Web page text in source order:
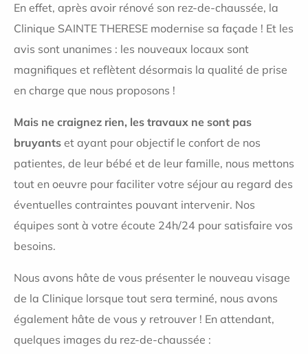
En effet, après avoir rénové son rez-de-chaussée, la
Clinique SAINTE THERESE modernise sa façade ! Et les
avis sont unanimes : les nouveaux locaux sont
magnifiques et reflètent désormais la qualité de prise
en charge que nous proposons !
Mais ne craignez rien, les travaux ne sont pas
bruyants et ayant pour objectif le confort de nos
patientes, de leur bébé et de leur famille, nous mettons
tout en oeuvre pour faciliter votre séjour au regard des
éventuelles contraintes pouvant intervenir. Nos
équipes sont à votre écoute 24h/24 pour satisfaire vos
besoins.
Nous avons hâte de vous présenter le nouveau visage
de la Clinique lorsque tout sera terminé, nous avons
également hâte de vous y retrouver ! En attendant,
quelques images du rez-de-chaussée :